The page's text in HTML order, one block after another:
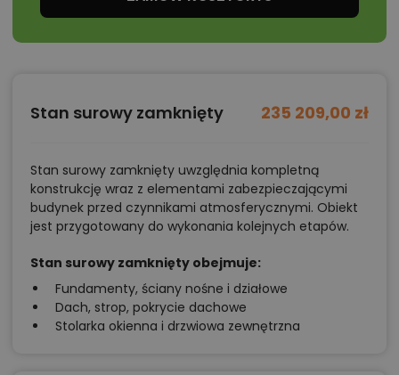
Stan surowy zamknięty 235 209,00 zł
Stan surowy zamknięty uwzględnia kompletną
konstrukcję wraz z elementami zabezpieczającymi
budynek przed czynnikami atmosferycznymi. Obiekt
jest przygotowany do wykonania kolejnych etapów.
Stan surowy zamknięty obejmuje:
Fundamenty, ściany nośne i działowe
Dach, strop, pokrycie dachowe
Stolarka okienna i drzwiowa zewnętrzna